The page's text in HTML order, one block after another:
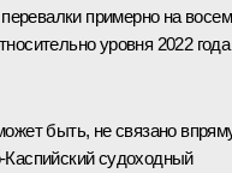
примерно на
уровня 2022 года
быть, не связано
Каспийский судоходный